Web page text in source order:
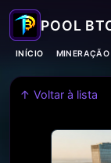
INÍCIO MINERAÇÃO
↑ Voltar à lista